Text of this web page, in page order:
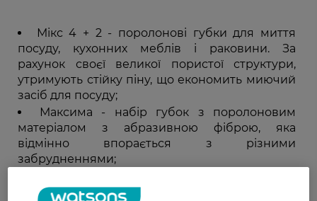
Мікс 4 + 2 - поролонові губки для миття
посуду, кухонних меблів і раковини. За
рахунок своєї великої пористої структури,
утримують стійку піну, що економить миючий
засіб для посуду;
Максима - набір губок з поролоновим
матеріалом з абразивною фіброю, яка
відмінно впорається з різними
забрудненнями;
губок з приємним запахом полуниці та